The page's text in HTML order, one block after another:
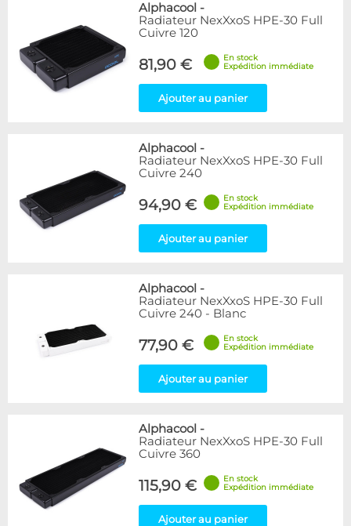
Alphacool -
Radiateur NexXxoS HPE-30 Full
Cuivre 120
81,90 €
En stock
Expédition immédiate
Ajouter au panier
Alphacool -
Radiateur NexXxoS HPE-30 Full
Cuivre 240
94,90 €
En stock
Expédition immédiate
Ajouter au panier
Alphacool -
Radiateur NexXxoS HPE-30 Full
Cuivre 240 - Blanc
77,90 €
En stock
Expédition immédiate
Ajouter au panier
Alphacool -
Radiateur NexXxoS HPE-30 Full
Cuivre 360
115,90 €
En stock
Expédition immédiate
Ajouter au panier